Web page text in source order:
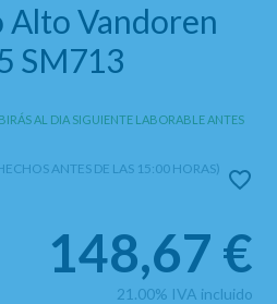
Alto Vandoren
SM713
AL DIA SIGUIENTE LABORABLE ANTES
ANTES DE LAS 15:00 HORAS)
148,67 €
21.00% IVA incluido